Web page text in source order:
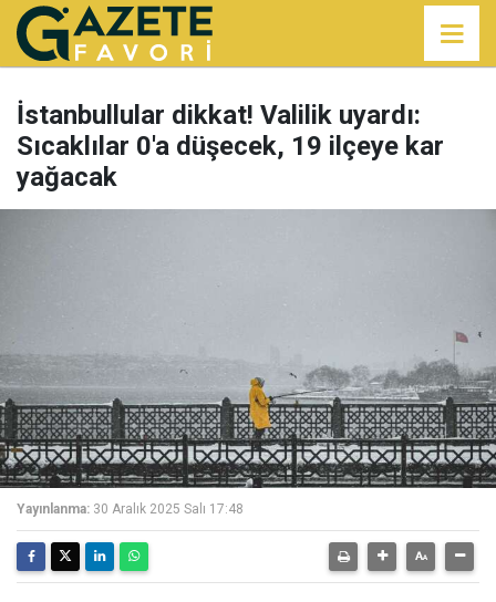
İstanbullular dikkat! Valilik uyardı:
Sıcaklılar 0'a düşecek, 19 ilçeye kar
yağacak
Yayınlanma: 30 Aralık 2025 Salı 17:48